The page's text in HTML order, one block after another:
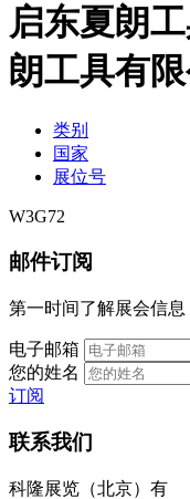
启东夏朗
朗工具有
类别
国家
展位号
W3G72
邮件订阅
第一时间了解展会信息
电子邮箱
您的姓名
订阅
联系我们
科隆展览（北京）有